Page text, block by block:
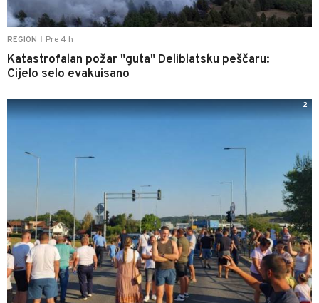
REGION Pre 4 h
Katastrofalan požar "guta" Deliblatsku peščaru:
Cijelo selo evakuisano
2